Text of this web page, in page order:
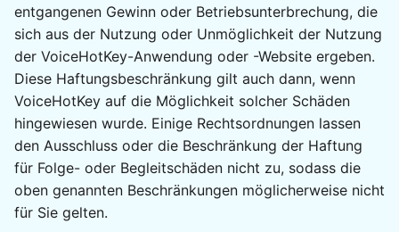
entgangenen Gewinn oder Betriebsunterbrechung, die
sich aus der Nutzung oder Unmöglichkeit der Nutzung
der VoiceHotKey-Anwendung oder -Website ergeben.
Diese Haftungsbeschränkung gilt auch dann, wenn
VoiceHotKey auf die Möglichkeit solcher Schäden
hingewiesen wurde. Einige Rechtsordnungen lassen
den Ausschluss oder die Beschränkung der Haftung
für Folge- oder Begleitschäden nicht zu, sodass die
oben genannten Beschränkungen möglicherweise nicht
für Sie gelten.